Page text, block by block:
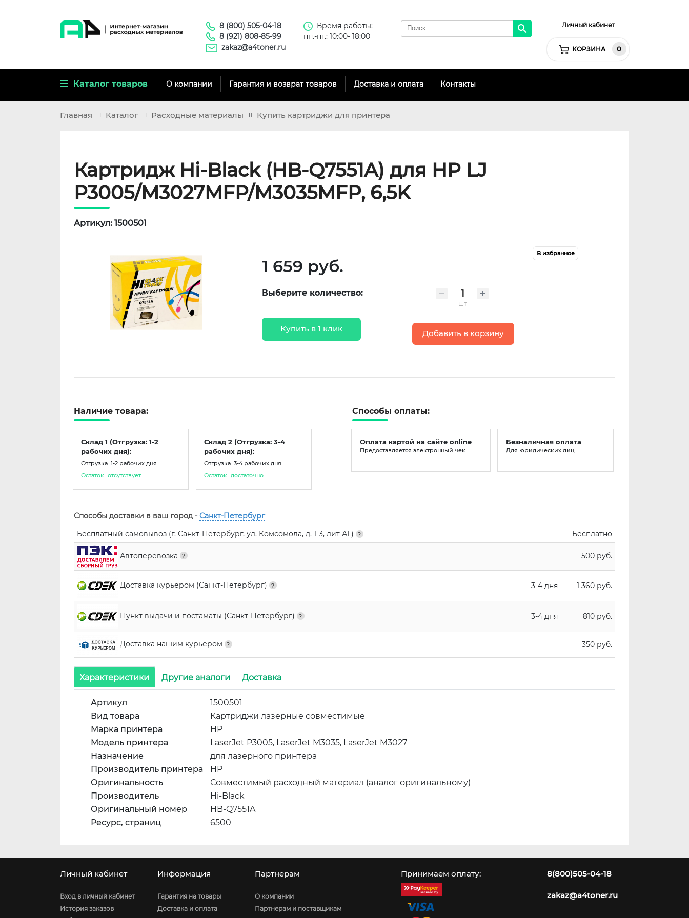
8 (800) 505-04-18
8 (921) 808-85-99
zakaz@a4toner.ru
Время работы:
пн.-пт.: 10:00- 18:00
Личный кабинет
КОРЗИНА 0
Каталог товаров О компании Гарантия и возврат товаров Доставка и оплата Контакты
Главная Каталог Расходные материалы Купить картриджи для принтера
Картридж Hi-Black (HB-Q7551A) для HP LJ
P3005/M3027MFP/M3035MFP, 6,5K
Артикул: 1500501
1 659 руб.
Выберите количество:
шт
Купить в 1 клик
Добавить в корзину
В избранное
Наличие товара:
Склад 1 (Отгрузка: 1-2
рабочих дня):
Отгрузка: 1-2 рабочих дня
Остаток: отсутствует
Склад 2 (Отгрузка: 3-4
рабочих дня):
Отгрузка: 3-4 рабочих дня
Остаток: достаточно
Способы оплаты:
Оплата картой на сайте online
Предоставляется электронный чек.
Безналичная оплата
Для юридических лиц.
Способы доставки в ваш город - Санкт-Петербург
Бесплатный самовывоз (г. Санкт-Петербург, ул. Комсомола, д. 1-3, лит АГ)
Бесплатно
Автоперевозка 500 руб.
Доставка курьером (Санкт-Петербург) 3-4 дня 1 360 руб.
Пункт выдачи и постаматы (Санкт-Петербург) 3-4 дня 810 руб.
Доставка нашим курьером 350 руб.
Характеристики Другие аналоги Доставка
Артикул
1500501
Вид товара
Картриджи лазерные совместимые
Марка принтера
HP
Модель принтера
LaserJet P3005, LaserJet M3035, LaserJet M3027
Назначение
для лазерного принтера
Производитель принтера
HP
Оригинальность
Совместимый расходный материал (аналог оригинальному)
Производитель
Hi-Black
Оригинальный номер
HB-Q7551A
Ресурс, страниц
6500
Личный кабинет
Вход в личный кабинет
История заказов
Информация
Гарантия на товары
Доставка и оплата
Партнерам
О компании
Партнерам и поставщикам
Принимаем оплату: 8(800)505-04-18
zakaz@a4toner.ru